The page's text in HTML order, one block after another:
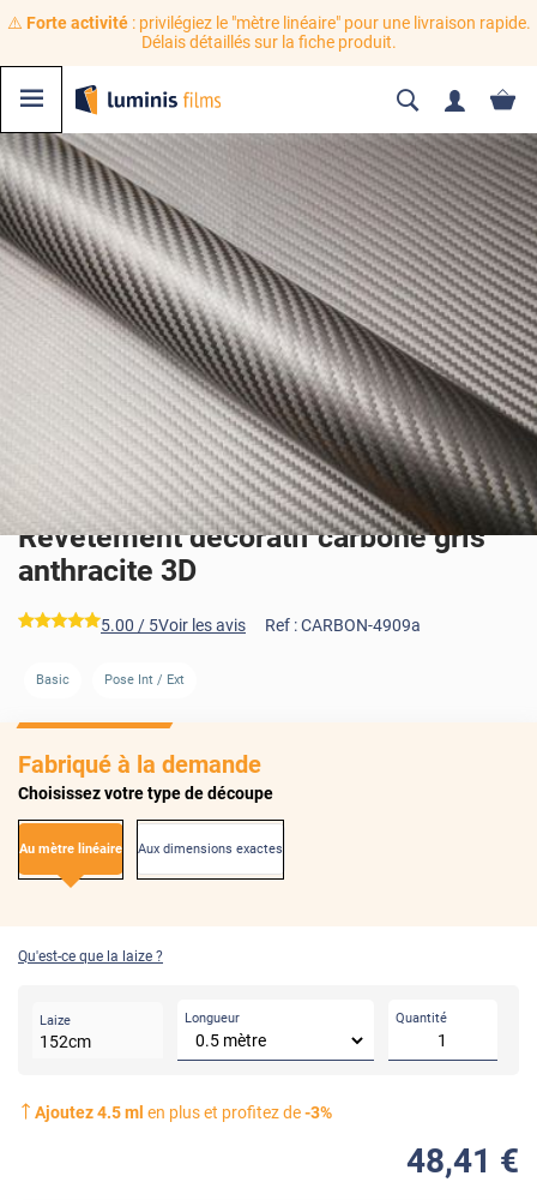
⚠️ Forte activité: privilégiez le "mètre linéaire" pour une livraison rapide.
Délais détaillés sur la fiche produit.
Revêtement décoratif carbone gris
anthracite 3D
*****
5.00 / 5Voir les avis Ref :CARBON-4909a
Basic Pose Int / Ext
Fabriqué à la demande
Choisissez votre type de découpe
Au mètre linéaire Aux dimensions exactes
Qu'est-ce que la laize ?
Laize
152cm
Longueur Quantité
Ajoutez4.5ml en plus et profitez de-3%
48,41 €